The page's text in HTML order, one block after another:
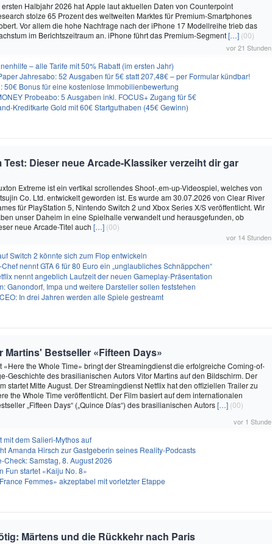
ersten Halbjahr 2026 hat Apple laut aktuellen Daten von Counterpoint
stolze 65 Prozent des weltweiten Marktes für Premium-Smartphones
Vor allem die hohe Nachfrage nach der iPhone 17 Modellreihe trieb das
im Berichtszeitraum an. iPhone führt das Premium-Segment[…] (00)
vor 21 Stunden
– alle Tarife mit 50% Rabatt (im ersten Jahr)
Jahresabo: 52 Ausgaben für 5€ statt 207,48€ – per Formular kündbar!
50€ Bonus für eine kostenlose Immobilienbewertung
Probeabo: 5 Ausgaben inkl. FOCUS+ Zugang für 5€
Kreditkarte Gold mit 60€ Startguthaben (45€ Gewinn)
Test: Dieser neue Arcade-Klassiker verzeiht dir gar
Extreme ist ein vertikal scrollendes Shoot-‚em-up-Videospiel, welches von
Co. Ltd. entwickelt geworden ist. Es wurde am 30.07.2026 von Clear River
für PlayStation 5, Nintendo Switch 2 und Xbox Series X/S veröffentlicht. Wir
unser Daheim in eine Spielhalle verwandelt und herausgefunden, ob
neue Arcade-Titel auch […] (00)
vor 14 Stunden
Switch 2 könnte sich zum Flop entwickeln
Chef nennt GTA 6 für 80 Euro ein „unglaubliches Schnäppchen“
nennt angeblich Laufzeit der neuen Gameplay-Präsentation
Ganondorf, Impa und weitere Darsteller sollen feststehen
In drei Jahren werden alle Spiele gestreamt
Bestseller «Fifteen Days»
«Here the Whole Time» bringt der Streamingdienst die erfolgreiche Coming-of-
Geschichte des brasilianischen Autors Vitor Martins auf den Bildschirm. Der
startet Mitte August. Der Streamingdienst Netflix hat den offiziellen Trailer zu
the Whole Time veröffentlicht. Der Film basiert auf dem internationalen
„Fifteen Days“ („Quince Días“) des brasilianischen Autors[…] (00)
vor 1 Stunde
mit dem Salieri-Mythos auf
Amanda Hirsch zur Gastgeberin seines Reality-Podcasts
Check: Samstag, 8. August 2026
Fun startet «Kaiju No. 8»
Femmes» akzeptabel mit vorletzter Etappe
Märtens und die Rückkehr nach Paris